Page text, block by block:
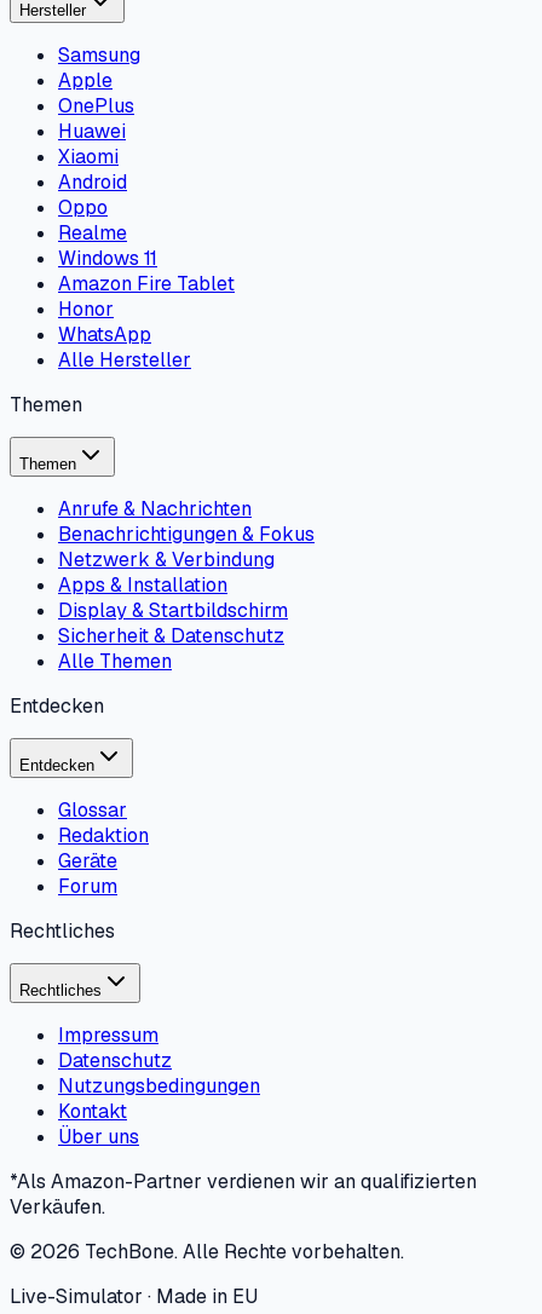
Hersteller
Samsung
Apple
OnePlus
Huawei
Xiaomi
Android
Oppo
Realme
Windows 11
Amazon Fire Tablet
Honor
WhatsApp
Alle Hersteller
Themen
Themen
Anrufe & Nachrichten
Benachrichtigungen & Fokus
Netzwerk & Verbindung
Apps & Installation
Display & Startbildschirm
Sicherheit & Datenschutz
Alle Themen
Entdecken
Entdecken
Glossar
Redaktion
Geräte
Forum
Rechtliches
Rechtliches
Impressum
Datenschutz
Nutzungsbedingungen
Kontakt
Über uns
*Als Amazon-Partner verdienen wir an qualifizierten
Verkäufen.
© 2026 TechBone.Alle Rechte vorbehalten.
Live-Simulator · Made in EU